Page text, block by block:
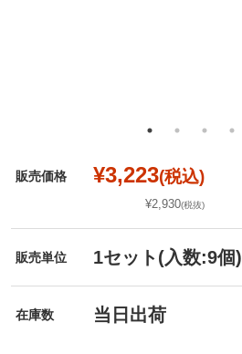
販売価格 ¥3,223(税込)
¥2,930(税抜)
販売単位 1セット(入数:9個)
在庫数 当日出荷